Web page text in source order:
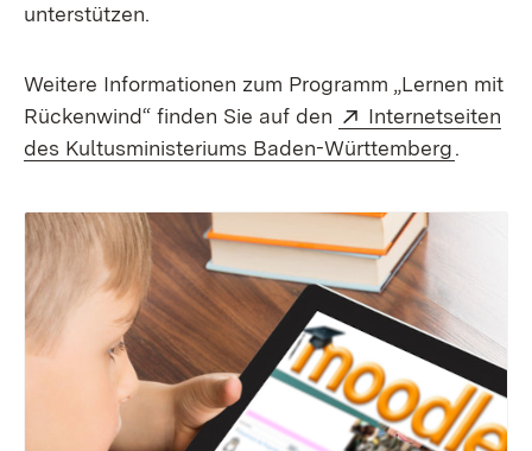
unterstützen.
Weitere Informationen zum Programm „Lernen mit
Rückenwind“ finden Sie auf den
Extern:
Internetseiten
des Kultusministeriums Baden-Württemberg.